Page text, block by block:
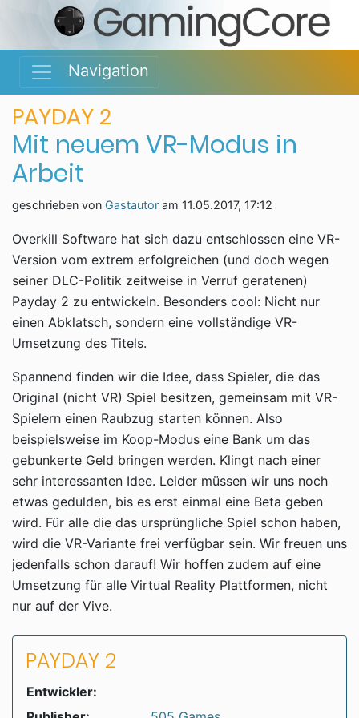
Navigation
PAYDAY 2
Mit neuem VR-Modus in
Arbeit
geschrieben von Gastautor am 11.05.2017, 17:12
Overkill Software hat sich dazu entschlossen eine VR-
Version vom extrem erfolgreichen (und doch wegen
seiner DLC-Politik zeitweise in Verruf geratenen)
Payday 2 zu entwickeln. Besonders cool: Nicht nur
einen Abklatsch, sondern eine vollständige VR-
Umsetzung des Titels.
Spannend finden wir die Idee, dass Spieler, die das
Original (nicht VR) Spiel besitzen, gemeinsam mit VR-
Spielern einen Raubzug starten können. Also
beispielsweise im Koop-Modus eine Bank um das
gebunkerte Geld bringen werden. Klingt nach einer
sehr interessanten Idee. Leider müssen wir uns noch
etwas gedulden, bis es erst einmal eine Beta geben
wird. Für alle die das ursprüngliche Spiel schon haben,
wird die VR-Variante frei verfügbar sein. Wir freuen uns
jedenfalls schon darauf! Wir hoffen zudem auf eine
Umsetzung für alle Virtual Reality Plattformen, nicht
nur auf der Vive.
PAYDAY 2
Entwickler: